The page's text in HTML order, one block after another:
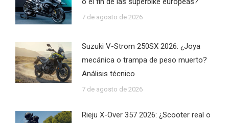
7 de agosto de 2026
Suzuki V-Strom 250SX 2026: ¿Joya
mecánica o trampa de peso muerto?
Análisis técnico
7 de agosto de 2026
Rieju X-Over 357 2026: ¿Scooter real o